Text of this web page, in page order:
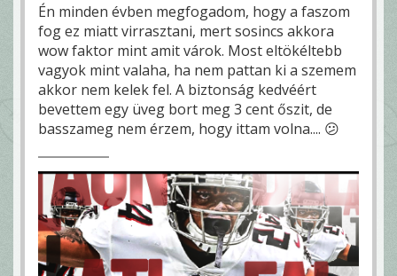
Én minden évben megfogadom, hogy a faszom
fog ez miatt virrasztani, mert sosincs akkora
wow faktor mint amit várok. Most eltökéltebb
vagyok mint valaha, ha nem pattan ki a szemem
akkor nem kelek fel. A biztonság kedvéért
bevettem egy üveg bort meg 3 cent őszit, de
basszameg nem érzem, hogy ittam volna.... 😕